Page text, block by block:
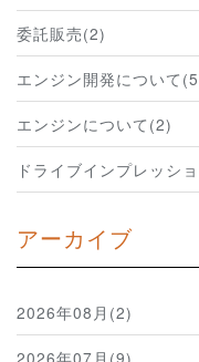
委託販売(2)
エンジン開発について
エンジンについて(2)
ドライブインプレッシ
アーカイブ
2026年08月(2)